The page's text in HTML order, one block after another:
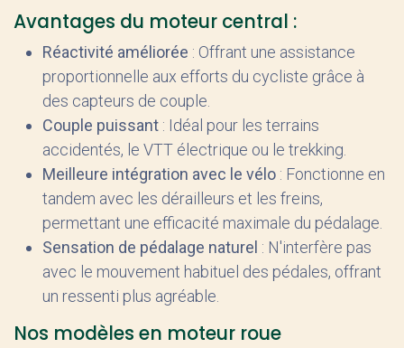
Avantages du moteur central :
Réactivité améliorée : Offrant une assistance
proportionnelle aux efforts du cycliste grâce à
des capteurs de couple.
Couple puissant : Idéal pour les terrains
accidentés, le VTT électrique ou le trekking.
Meilleure intégration avec le vélo : Fonctionne en
tandem avec les dérailleurs et les freins,
permettant une efficacité maximale du pédalage.
Sensation de pédalage naturel : N'interfère pas
avec le mouvement habituel des pédales, offrant
un ressenti plus agréable.
Nos modèles en moteur roue